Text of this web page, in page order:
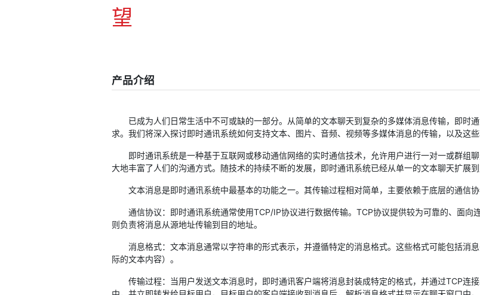
望
产品介绍
已成为人们日常生活中不可或缺的一部分。从简单的文本聊天到复杂的多媒体消息传输，即时
求。我们将深入探讨即时通讯系统如何支持文本、图片、音频、视频等多媒体消息的传输，以及这些
即时通讯系统是一种基于互联网或移动通信网络的实时通信技术，允许用户进行一对一或群组
大地丰富了人们的沟通方式。随技术的持续不断的发展，即时通讯系统已经从单一的文本聊天扩展
文本消息是即时通讯系统中最基本的功能之一。其传输过程相对简单，主要依赖于底层的通信协
通信协议：即时通讯系统通常使用TCP/IP协议进行数据传输。TCP协议提供较为可靠的、面向
则负责将消息从源地址传输到目的地址。
消息格式：文本消息通常以字符串的形式表示，并遵循特定的消息格式。这些格式可能包括消
际的文本内容）。
传输过程：当用户发送文本消息时，即时通讯客户端将消息封装成特定的格式，并通过TCP连